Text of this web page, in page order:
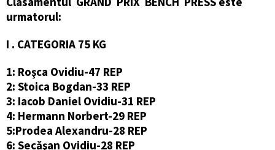
urmatorul:
I . CATEGORIA 75 KG
1: Roşca Ovidiu-47 REP
2: Stoica Bogdan-33 REP
3: Iacob Daniel Ovidiu-31 REP
4: Hermann Norbert-29 REP
5:Prodea Alexandru-28 REP
6: Secăşan Ovidiu-28 REP